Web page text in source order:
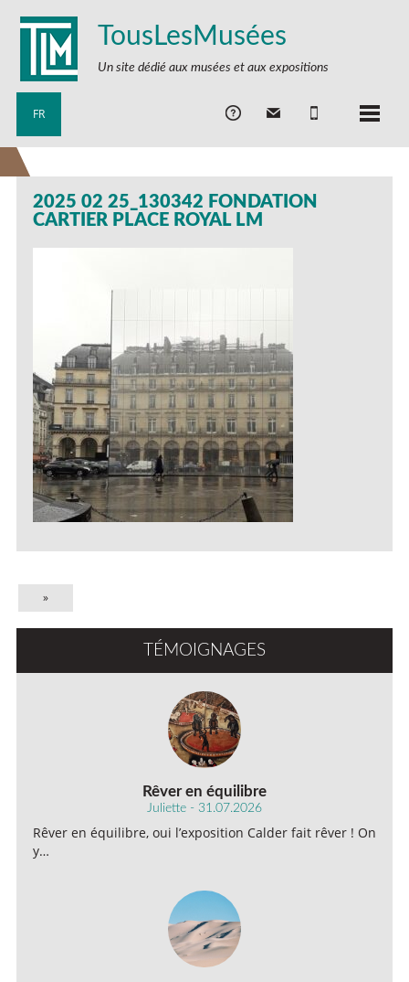
TousLesMusées
Un site dédié aux musées et aux expositions
FR
2025 02 25_130342 FONDATION
CARTIER PLACE ROYAL LM
»
TÉMOIGNAGES
Rêver en équilibre
Juliette - 31.07.2026
Rêver en équilibre, oui l’exposition Calder fait rêver ! On
y…